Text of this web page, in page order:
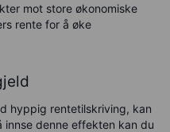
mot store økonomiske
rente for å øke
hyppig rentetilskriving, kan
innse denne effekten kan du